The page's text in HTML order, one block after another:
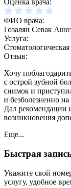
Оценка врача:
ФИО врача:
Гозалян Севак
Услуга:
Отзыв:
Хочу
с острой зубной
снимок и
и безболезненно
Дал рекомендации
возникновения
Еще...
Быстрая
Укажите свой
услугу, удобное